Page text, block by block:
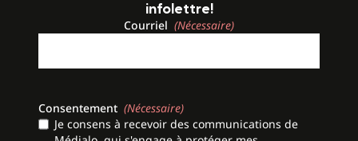
infolettre!
Courriel (Nécessaire)
Consentement (Nécessaire)
Je consens à recevoir des communications de